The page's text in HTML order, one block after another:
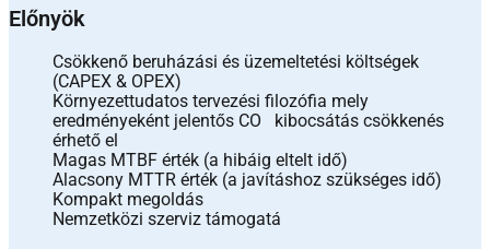
Előnyök
Csökkenő beruházási és üzemeltetési költségek
(CAPEX & OPEX)
Környezettudatos tervezési filozófia mely
eredményeként jelentős CO kibocsátás csökkenés
érhető el
Magas MTBF érték (a hibáig eltelt idő)
Alacsony MTTR érték (a javításhoz szükséges idő)
Kompakt megoldás
Nemzetközi szerviz támogatá